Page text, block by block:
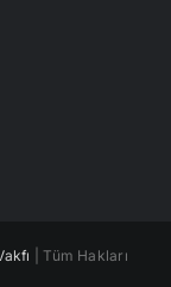
| Tüm Hakları